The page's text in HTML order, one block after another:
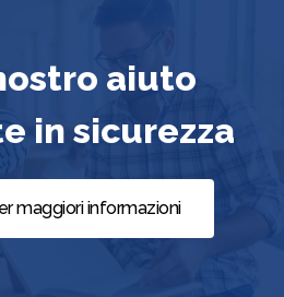
aiuto
in sicurezza
maggiori informazioni